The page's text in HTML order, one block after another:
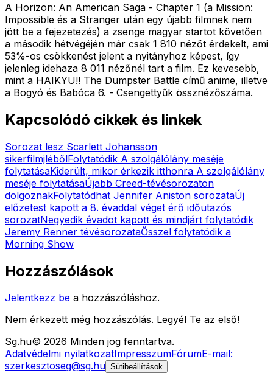
A Horizon: An American Saga - Chapter 1 (a Mission:
Impossible és a Stranger után egy újabb filmnek nem
jött be a fejezetezés) a zsenge magyar startot követően
a második hétvégéjén már csak 1 810 nézőt érdekelt, ami
53%-os csökkenést jelent a nyitányhoz képest, így
jelenleg idehaza 8 011 nézőnél tart a film. Ez kevesebb,
mint a HAIKYU!! The Dumpster Battle című anime, illetve
a Bogyó és Babóca 6. - Csengettyűk össznézőszáma.
Kapcsolódó cikkek és linkek
Sorozat lesz Scarlett Johansson
sikerfilmjlébőlFolytatódik A szolgálólány meséje
folytatásaKiderült, mikor érkezik itthonra A szolgálólány
meséje folytatásaÚjabb Creed-tévésorozaton
dolgoznakFolytatódhat Jennifer Aniston sorozataÚj
előzetest kapott a 8. évaddal véget érő időutazós
sorozatNegyedik évadot kapott és mindjárt folytatódik
Jeremy Renner tévésorozataŐsszel folytatódik a
Morning Show
Hozzászólások
Jelentkezz be a hozzászóláshoz.
Nem érkezett még hozzászólás. Legyél Te az első!
Sg.hu© 2026 Minden jog fenntartva.
Adatvédelmi nyilatkozatImpresszumFórumE-mail:
szerkesztoseg@sg.hu Sütibeállítások